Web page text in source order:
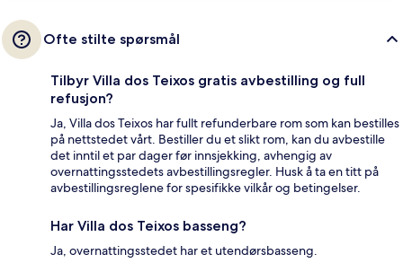
Ofte stilte spørsmål
Tilbyr Villa dos Teixos gratis avbestilling og full
refusjon?
Ja, Villa dos Teixos har fullt refunderbare rom som kan bestilles
på nettstedet vårt. Bestiller du et slikt rom, kan du avbestille
det inntil et par dager før innsjekking, avhengig av
overnattingsstedets avbestillingsregler. Husk å ta en titt på
avbestillingsreglene for spesifikke vilkår og betingelser.
Har Villa dos Teixos basseng?
Ja, overnattingsstedet har et utendørsbasseng.